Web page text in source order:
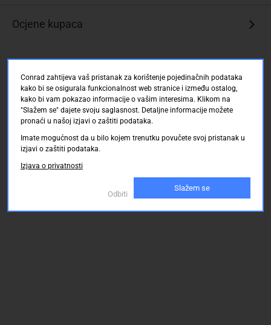
Ocjene kupaca
Conrad zahtijeva vaš pristanak za korištenje pojedinačnih podataka
kako bi se osigurala funkcionalnost web stranice i između ostalog,
kako bi vam pokazao informacije o vašim interesima. Klikom na
"Slažem se" dajete svoju saglasnost. Detaljne informacije možete
pronaći u našoj izjavi o zaštiti podataka.
Imate mogućnost da u bilo kojem trenutku povučete svoj pristanak u
izjavi o zaštiti podataka.
Izjava o privatnosti
Odbiti
Slažem se